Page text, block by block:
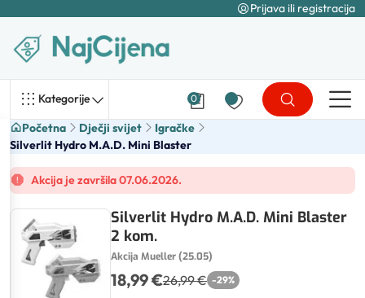
Prijava ili registracija
Kategorije 0
Početna Dječji svijet
Igračke
Silverlit Hydro M.A.D. Mini Blaster
Akcija je završila 07.06.2026.
Silverlit Hydro M.A.D. Mini Blaster
2 kom.
Akcija Mueller (25.05)
18,99 €26,99 € -29%